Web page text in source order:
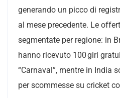
generando un picco di
al mese precedente. Le
segmentate per regione: in
hanno ricevuto 100 giri
“Carnaval”, mentre in India
per scommesse su cricket